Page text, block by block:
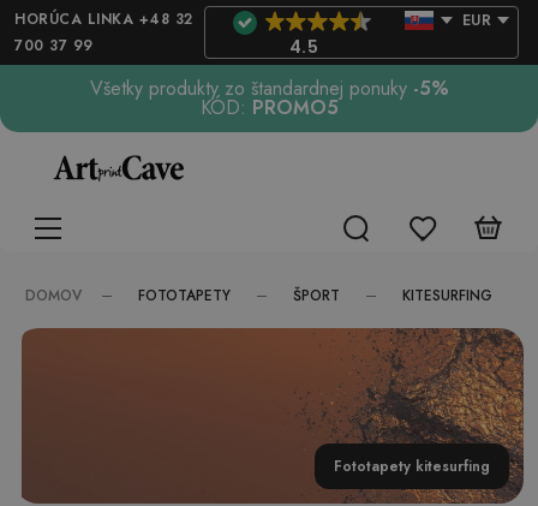
HORÚCA LINKA +48 32
700 37 99
4.5
EUR
Všetky produkty zo štandardnej ponuky -5%
KÓD: PROMO5
DOMOV FOTOTAPETY ŠPORT KITESURFING
Fototapety kitesurfing